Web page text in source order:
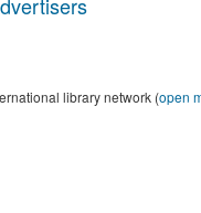
library network (open